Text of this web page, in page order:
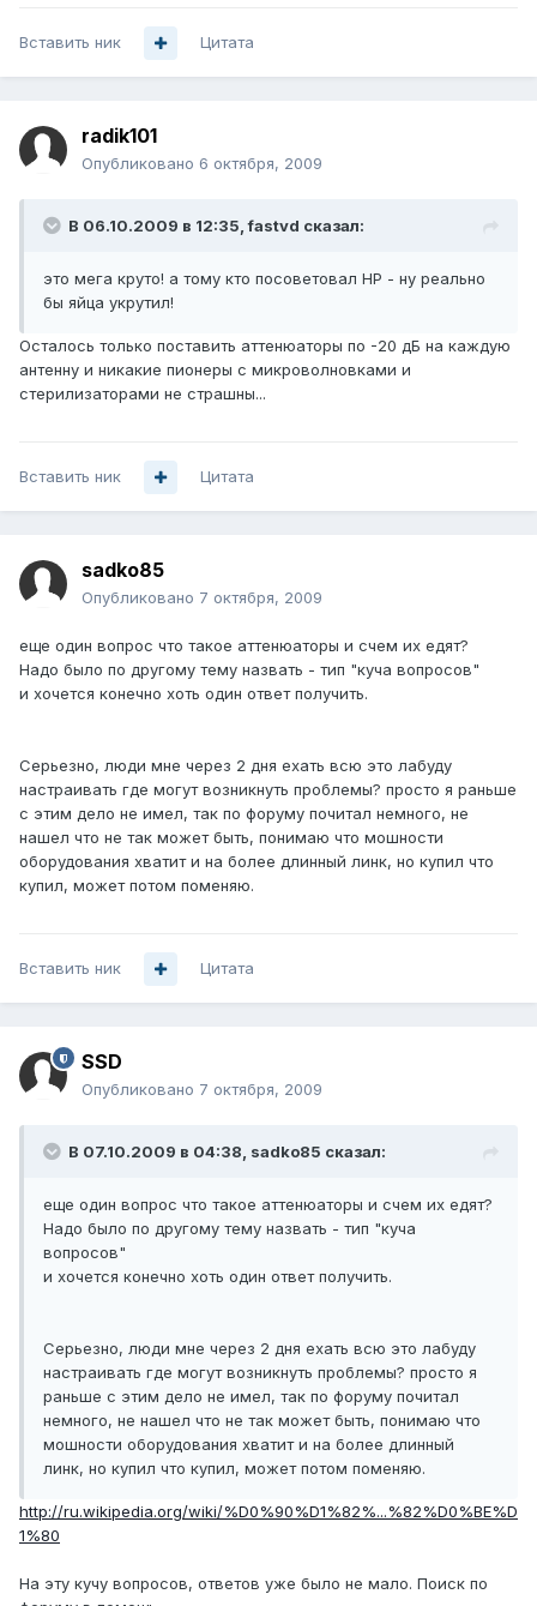
Вставить ник Цитата
radik101
Опубликовано 6 октября, 2009
В 06.10.2009 в 12:35, fastvd сказал:
это мега круто! а тому кто посоветовал НР - ну реально
бы яйца укрутил!
Осталось только поставить аттенюаторы по -20 дБ на каждую
антенну и никакие пионеры с микроволновками и
стерилизаторами не страшны...
Вставить ник Цитата
sadko85
Опубликовано 7 октября, 2009
еще один вопрос что такое аттенюаторы и счем их едят?
Надо было по другому тему назвать - тип "куча вопросов"
и хочется конечно хоть один ответ получить.
Серьезно, люди мне через 2 дня ехать всю это лабуду
настраивать где могут возникнуть проблемы? просто я раньше
с этим дело не имел, так по форуму почитал немного, не
нашел что не так может быть, понимаю что мошности
оборудования хватит и на более длинный линк, но купил что
купил, может потом поменяю.
Вставить ник Цитата
SSD
Опубликовано 7 октября, 2009
В 07.10.2009 в 04:38, sadko85 сказал:
еще один вопрос что такое аттенюаторы и счем их едят?
Надо было по другому тему назвать - тип "куча
вопросов"
и хочется конечно хоть один ответ получить.
Серьезно, люди мне через 2 дня ехать всю это лабуду
настраивать где могут возникнуть проблемы? просто я
раньше с этим дело не имел, так по форуму почитал
немного, не нашел что не так может быть, понимаю что
мошности оборудования хватит и на более длинный
линк, но купил что купил, может потом поменяю.
http://ru.wikipedia.org/wiki/%D0%90%D1%82%...%82%D0%BE%D
1%80
На эту кучу вопросов, ответов уже было не мало. Поиск по